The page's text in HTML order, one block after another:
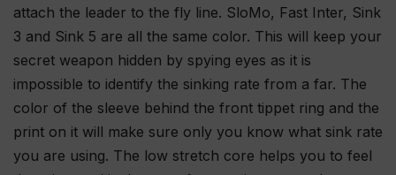
attach the leader to the fly line. SloMo, Fast Inter, Sink
3 and Sink 5 are all the same color. This will keep your
secret weapon hidden by spying eyes as it is
impossible to identify the sinking rate from a far. The
color of the sleeve behind the front tippet ring and the
print on it will make sure only you know what sink rate
you are using. The low stretch core helps you to feel